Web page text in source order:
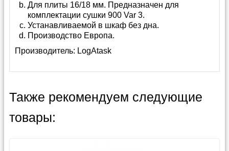
Для плиты 16/18 мм. Предназначен для
комплектации сушки 900 Var 3.
Устанавливаемой в шкаф без дна.
Производство Европа.
Производитель: LogAtask
Также рекомендуем следующие
товары: